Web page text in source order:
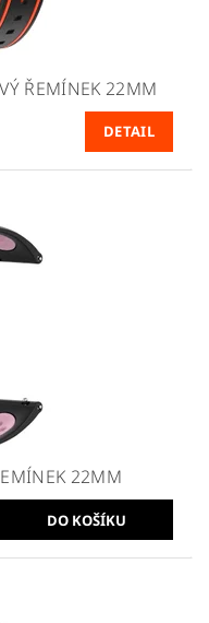
ŘEMÍNEK 22MM
DETAIL
22MM